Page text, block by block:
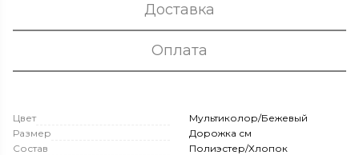
Доставка
Оплата
Цвет
Мультиколор/Бежевый
Размер
Дорожка см
Состав
Полиэстер/Хлопок